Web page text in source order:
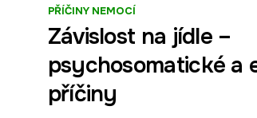
PŘÍČINY NEMOCÍ
Závislost na jídle –
psychosomatické a
příčiny